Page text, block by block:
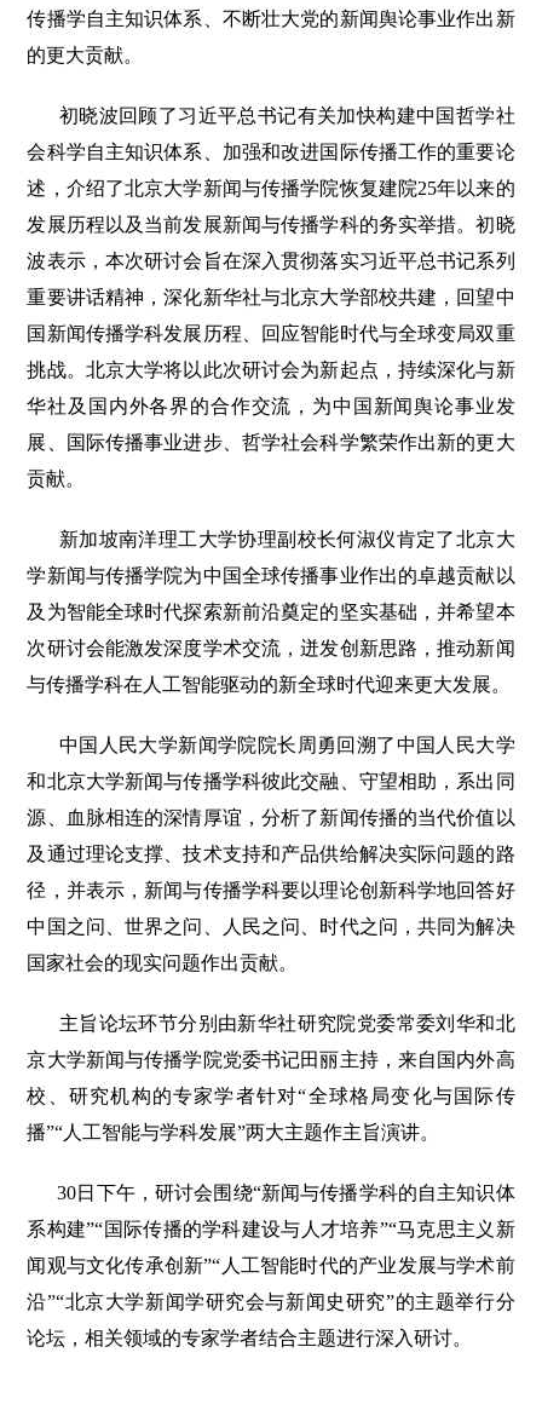
传播学自主知识体系、不断壮大党的新闻舆论事业作出新
的更大贡献。
初晓波回顾了习近平总书记有关加快构建中国哲学社
会科学自主知识体系、加强和改进国际传播工作的重要论
述，介绍了北京大学新闻与传播学院恢复建院25年以来的
发展历程以及当前发展新闻与传播学科的务实举措。初晓
波表示，本次研讨会旨在深入贯彻落实习近平总书记系列
重要讲话精神，深化新华社与北京大学部校共建，回望中
国新闻传播学科发展历程、回应智能时代与全球变局双重
挑战。北京大学将以此次研讨会为新起点，持续深化与新
华社及国内外各界的合作交流，为中国新闻舆论事业发
展、国际传播事业进步、哲学社会科学繁荣作出新的更大
贡献。
新加坡南洋理工大学协理副校长何淑仪肯定了北京大
学新闻与传播学院为中国全球传播事业作出的卓越贡献以
及为智能全球时代探索新前沿奠定的坚实基础，并希望本
次研讨会能激发深度学术交流，迸发创新思路，推动新闻
与传播学科在人工智能驱动的新全球时代迎来更大发展。
中国人民大学新闻学院院长周勇回溯了中国人民大学
和北京大学新闻与传播学科彼此交融、守望相助，系出同
源、血脉相连的深情厚谊，分析了新闻传播的当代价值以
及通过理论支撑、技术支持和产品供给解决实际问题的路
径，并表示，新闻与传播学科要以理论创新科学地回答好
中国之问、世界之问、人民之问、时代之问，共同为解决
国家社会的现实问题作出贡献。
主旨论坛环节分别由新华社研究院党委常委刘华和北
京大学新闻与传播学院党委书记田丽主持，来自国内外高
校、研究机构的专家学者针对“全球格局变化与国际传
播”“人工智能与学科发展”两大主题作主旨演讲。
30日下午，研讨会围绕“新闻与传播学科的自主知识体
系构建”“国际传播的学科建设与人才培养”“马克思主义新
闻观与文化传承创新”“人工智能时代的产业发展与学术前
沿”“北京大学新闻学研究会与新闻史研究”的主题举行分
论坛，相关领域的专家学者结合主题进行深入研讨。